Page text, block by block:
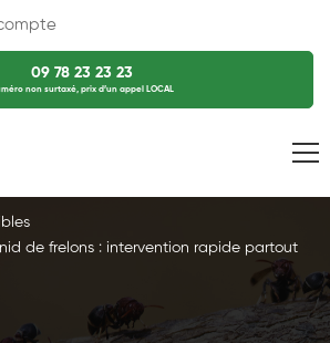
09 78 23 23 23
non surtaxé, prix d’un appel LOCAL
de frelons : intervention rapide partout